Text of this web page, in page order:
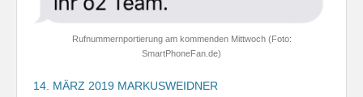
Rufnummernportierung am kommenden Mittwoch (Foto:
SmartPhoneFan.de)
14. MÄRZ 2019 MARKUSWEIDNER